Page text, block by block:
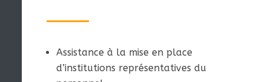
Assistance à la mise en place
d’institutions représentatives du